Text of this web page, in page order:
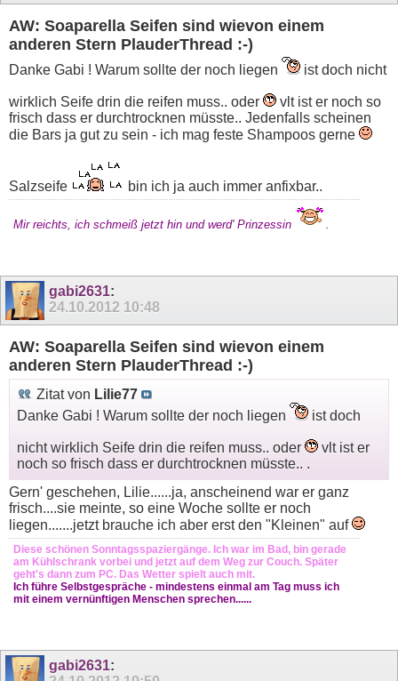
AW: Soaparella Seifen sind wievon einem
anderen Stern PlauderThread :-)
Danke Gabi ! Warum sollte der noch liegen ist doch nicht
wirklich Seife drin die reifen muss.. oder
vlt ist er noch so
frisch dass er durchtrocknen müsste.. Jedenfalls scheinen
die Bars ja gut zu sein - ich mag feste Shampoos gerne
Salzseife bin ich ja auch immer anfixbar..
Mir reichts, ich schmeiß jetzt hin und werd' Prinzessin .
gabi2631:
24.10.2012 10:48
AW: Soaparella Seifen sind wievon einem
anderen Stern PlauderThread :-)
Zitat von Lilie77
Danke Gabi ! Warum sollte der noch liegen
ist doch
nicht wirklich Seife drin die reifen muss.. oder
vlt ist er
noch so frisch dass er durchtrocknen müsste.. .
Gern' geschehen, Lilie......ja, anscheinend war er ganz
frisch....sie meinte, so eine Woche sollte er noch
liegen.......jetzt brauche ich aber erst den "Kleinen" auf
Diese schönen Sonntagsspaziergänge. Ich war im Bad, bin gerade
am Kühlschrank vorbei und jetzt auf dem Weg zur Couch. Später
geht's dann zum PC. Das Wetter spielt auch mit.
Ich führe Selbstgespräche - mindestens einmal am Tag muss ich
mit einem vernünftigen Menschen sprechen......
gabi2631: